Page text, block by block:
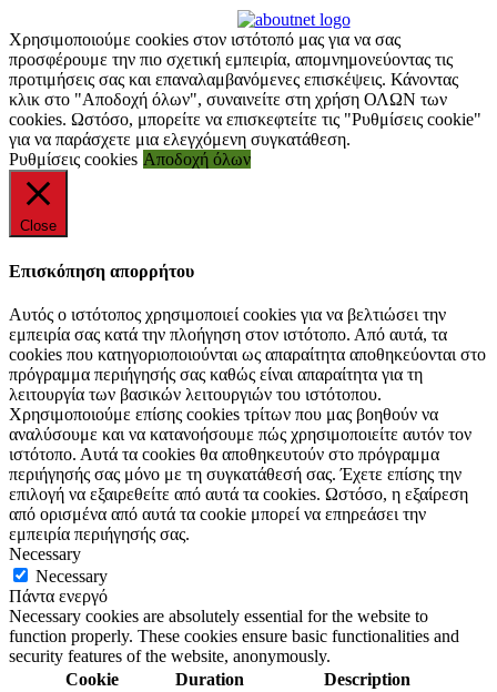
Χρησιμοποιούμε cookies στον ιστότοπό μας για να σας
προσφέρουμε την πιο σχετική εμπειρία, απομνημονεύοντας τις
προτιμήσεις σας και επαναλαμβανόμενες επισκέψεις. Κάνοντας
κλικ στο "Αποδοχή όλων", συναινείτε στη χρήση ΟΛΩΝ των
cookies. Ωστόσο, μπορείτε να επισκεφτείτε τις "Ρυθμίσεις cookie"
για να παράσχετε μια ελεγχόμενη συγκατάθεση.
Ρυθμίσεις cookies Αποδοχή όλων
Close
Επισκόπηση απορρήτου
Αυτός ο ιστότοπος χρησιμοποιεί cookies για να βελτιώσει την
εμπειρία σας κατά την πλοήγηση στον ιστότοπο. Από αυτά, τα
cookies που κατηγοριοποιούνται ως απαραίτητα αποθηκεύονται στο
πρόγραμμα περιήγησής σας καθώς είναι απαραίτητα για τη
λειτουργία των βασικών λειτουργιών του ιστότοπου.
Χρησιμοποιούμε επίσης cookies τρίτων που μας βοηθούν να
αναλύσουμε και να κατανοήσουμε πώς χρησιμοποιείτε αυτόν τον
ιστότοπο. Αυτά τα cookies θα αποθηκευτούν στο πρόγραμμα
περιήγησής σας μόνο με τη συγκατάθεσή σας. Έχετε επίσης την
επιλογή να εξαιρεθείτε από αυτά τα cookies. Ωστόσο, η εξαίρεση
από ορισμένα από αυτά τα cookie μπορεί να επηρεάσει την
εμπειρία περιήγησής σας.
Necessary
Necessary
Πάντα ενεργό
Necessary cookies are absolutely essential for the website to
function properly. These cookies ensure basic functionalities and
security features of the website, anonymously.
Cookie
Duration Description